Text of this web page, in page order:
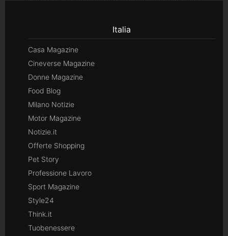
Italia
Casa Magazine
Cineverse Magazine
Donne Magazine
Food Blog
Milano Notizie
Motor Magazine
Notizie.it
Offerte Shopping
Pet Story
Professione Lavoro
Sport Magazine
Style24
Think.it
Tuobenessere